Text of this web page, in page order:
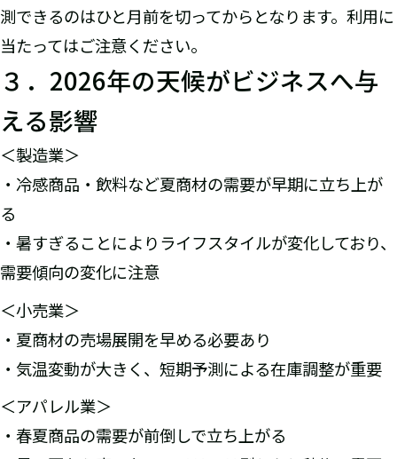
測できるのはひと月前を切ってからとなります。利用に
当たってはご注意ください。
３．2026年の天候がビジネスへ与
える影響
＜製造業＞
・冷感商品・飲料など夏商材の需要が早期に立ち上が
る
・暑すぎることによりライフスタイルが変化しており、
需要傾向の変化に注意
＜小売業＞
・夏商材の売場展開を早める必要あり
・気温変動が大きく、短期予測による在庫調整が重要
＜アパレル業＞
・春夏商品の需要が前倒しで立ち上がる